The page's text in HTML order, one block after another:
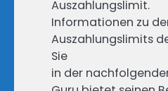
Auszahlungslimit.
Informationen zu
Auszahlungslimits
Sie
in der